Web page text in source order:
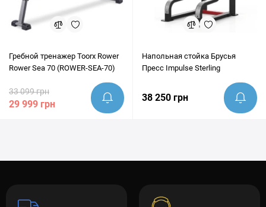
Гребной тренажер Toorx Rower
Rower Sea 70 (ROWER-SEA-70)
33 099 грн
29 999 грн
Напольная стойка Брусья
Пресс Impulse Sterling
38 250 грн